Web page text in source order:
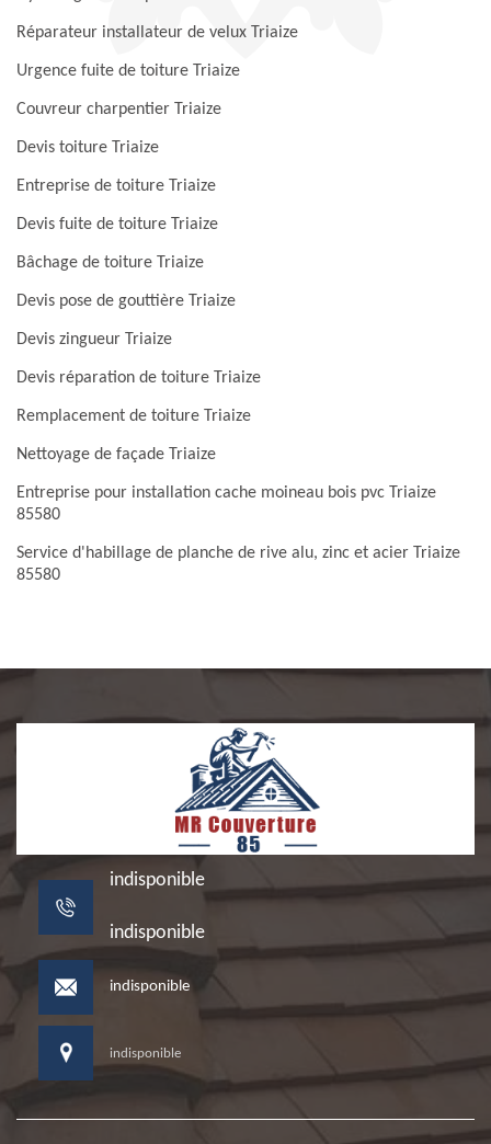
Réparateur installateur de velux Triaize
Urgence fuite de toiture Triaize
Couvreur charpentier Triaize
Devis toiture Triaize
Entreprise de toiture Triaize
Devis fuite de toiture Triaize
Bâchage de toiture Triaize
Devis pose de gouttière Triaize
Devis zingueur Triaize
Devis réparation de toiture Triaize
Remplacement de toiture Triaize
Nettoyage de façade Triaize
Entreprise pour installation cache moineau bois pvc Triaize
85580
Service d'habillage de planche de rive alu, zinc et acier Triaize
85580
indisponible
indisponible
indisponible
indisponible